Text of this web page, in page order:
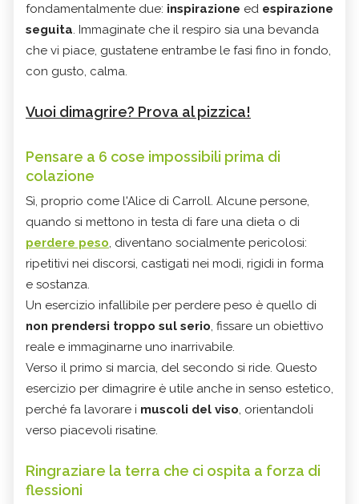
fondamentalmente due: inspirazione ed espirazione
seguita. Immaginate che il respiro sia una bevanda
che vi piace, gustatene entrambe le fasi fino in fondo,
con gusto, calma.
Vuoi dimagrire? Prova al pizzica!
Pensare a 6 cose impossibili prima di
colazione
Sì, proprio come l'Alice di Carroll. Alcune persone,
quando si mettono in testa di fare una dieta o di
perdere peso, diventano socialmente pericolosi:
ripetitivi nei discorsi, castigati nei modi, rigidi in forma
e sostanza.
Un esercizio infallibile per perdere peso è quello di
non prendersi troppo sul serio, fissare un obiettivo
reale e immaginarne uno inarrivabile.
Verso il primo si marcia, del secondo si ride. Questo
esercizio per dimagrire è utile anche in senso estetico,
perché fa lavorare i muscoli del viso, orientandoli
verso piacevoli risatine.
Ringraziare la terra che ci ospita a forza di
flessioni